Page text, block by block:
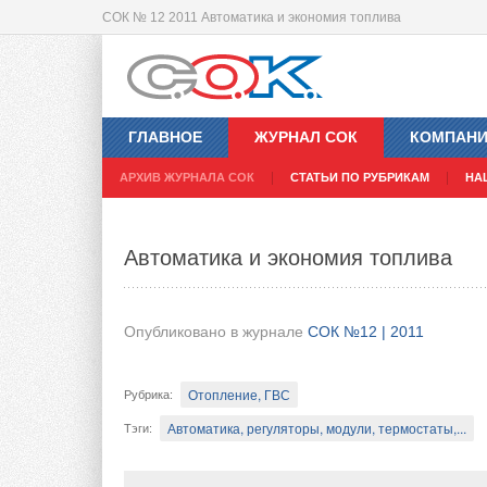
СОК № 12 2011 Автоматика и экономия топлива
ГЛАВНОЕ ЖУРНАЛ СОК
АРХИВ ЖУРНАЛА СОК СТАТЬИ ПО РУБРИКАМ
Автоматика и экономия топлива
Опубликовано в журнале СОК №12 | 2011
Рубрика: Отопление, ГВС
Тэги: Автоматика, регуляторы, модули, термостаты,...
Современная практика установки
Опубликовано в журнале СОК №12 | 2011
Тэги: Газоснабжение, газификация
В статье рассмотрена современная
поскольку часть этих вопросов уже
актуальной в будущем.